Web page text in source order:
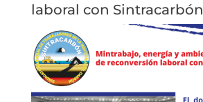
laboral con Sintracarbón